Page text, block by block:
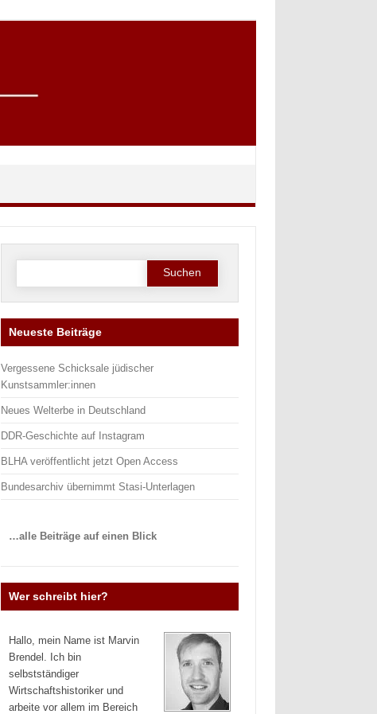
Suche
Neueste Beiträge
Vergessene Schicksale jüdischer
Kunstsammler:innen
Neues Welterbe in Deutschland
DDR-Geschichte auf Instagram
BLHA veröffentlicht jetzt Open Access
Bundesarchiv übernimmt Stasi-Unterlagen
…alle Beiträge auf einen Blick
Wer schreibt hier?
Hallo, mein Name ist Marvin
Brendel. Ich bin
selbstständiger
Wirtschaftshistoriker und
arbeite vor allem im Bereich